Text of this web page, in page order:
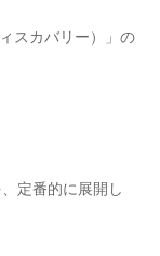
スカバリー）」の
定番的に展開し